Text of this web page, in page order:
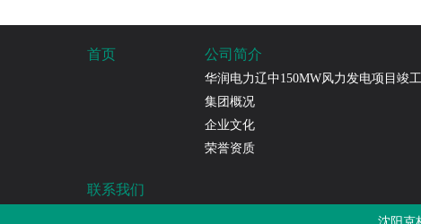
首页 公司简介
华润电力辽中150MW风力发电项目竣
集团概况
企业文化
荣誉资质
联系我们